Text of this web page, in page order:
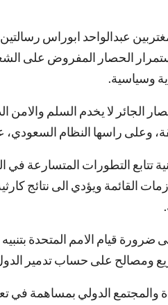
عبدالواحد ابوراس
وسياسية.
الجائر لا يخدم السلم والامن
وعلى راسها النظام
تتابع التطورات المتسارعة في
القائمة ويؤدي الى نتائج
ضرورة قيام الامم المتحدة
ومصالح على حساب تدمير
والمجتمع الدولي بمساهمة